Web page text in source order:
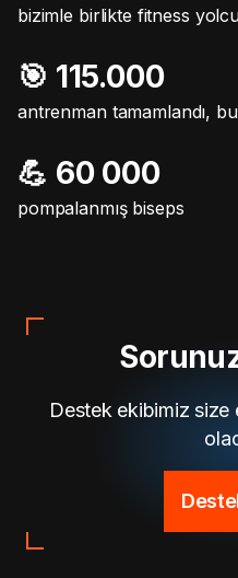
bizimle birlikte fitness
🎯️ 115.000
antrenman tamamlandı,
💪 60 000
pompalanmış biseps
Destek ekibimiz size